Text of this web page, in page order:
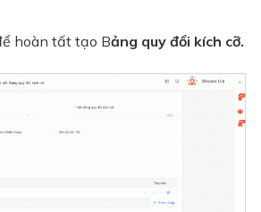
hoàn tất tạo Bảng quy đổi kích cỡ.